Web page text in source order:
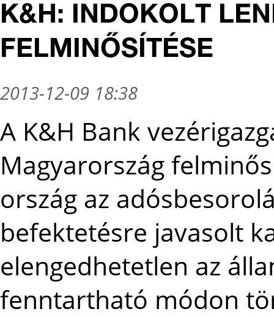
K&H: INDOKOLT
FELMINŐSÍTÉSE
2013-12-09 18:38
A K&H Bank
Magyarország
ország az
befektetésre javasolt
elengedhetetlen az
fenntartható módon